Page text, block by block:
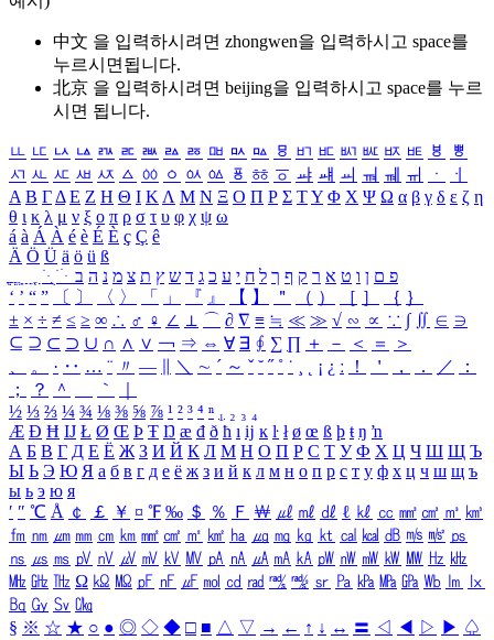
中文 을 입력하시려면 zhongwen을 입력하시고 space를
누르시면됩니다.
北京 을 입력하시려면 beijing을 입력하시고 space를 누르
시면 됩니다.
ㅥ ㅦ ㅧ ㅨ ㅩ ㅪ ㅫ ㅬ ㅭ ㅮ ㅯ ㅰ ㅱ ㅲ ㅳ ㅴ ㅵ ㅶ ㅷ ㅸ
ㅹ
ㅺ ㅻ ㅼ ㅽ ㅾ ㅿ ㆀ ㆁ ㆂ ㆃ ㆄ ㆅ ㆆ ㆇ ㆈ ㆉ ㆊ ㆋ ㆌ ㆍ
ㆎ
Α Β ΓΔ Ε Ζ Η Θ Ι ΚΛ Μ Ν Ξ Ο Π Ρ Σ ΤΥ Φ Χ Ψ Ω α β γ δ ε ζ η
θ ι κ λ μ ν ξ ο π ρ σ τ υ φ χ ψ ω
á à Á À é è É È ç Ç ê
Ä Ö Ü ä ö ü ß
ִֶֹ ֻּ ׁׂ פ ם ן ו ט א ר ק ף ך ל ח י ע כ ג ד ש ץ ת צ מ נ ה ב
‘ ’ “ ” 〔 〕 〈 〉 「 」 『 』 【 】 ＂ （ ） ［ ］ ｛ ｝
± × ÷ ≠ ≤ ≥ ∞ ∴ ♂ ♀ ∠ ⊥ ⌒ ∂ ∇ ≡ ≒ ≪ ≫ √ ∽ ∝ ∵ ∫ ∬ ∈ ∋
⊆ ⊇ ⊂ ⊃ ∪ ∩ ∧ ∨ ￢ ⇒ ⇔ ∀ ∃ ∮ ∑ ∏ ＋ － ＜ ＝
＞
、
。 · ‥ … ¨ 〃 ― ＼ ∼ ´ ～ ˇ ˘ ˝ ˚ ˙ ¸ ¡ ¿ ː ！ ＇ ， ． ／
：
；
？ ＾ ｀
½ ⅓ ⅔ ¼ ¾ ⅛ ⅜ ⅝ ⅞ ¹ ² ³ ⁴ ⁿ ₁ ₂ ₃ ₄
Æ Ð Ħ Ĳ Ł Ø Œ Þ Ŧ Ŋ æ đ ð ħ ı ĳ ĸ ŀ ł ø œ ß þ ŧ ŋ ŉ
А Б В Г Д Е Ё Ж З И Й К Л М Н О П Р С Т У Ф Х Ц Ч Ш Щ Ъ
Ы Ь Э Ю Я а б в г д е ё ж з и й к л м н о п р с т у ф х ц ч ш щ ъ
ы ь э ю я
′ ″ ℃ Å ￠ ￡ ￥ ¤ ℉ ‰ ＄ ％ Ｆ ￦ ㎕ ㎖ ㎗ ℓ ㎘ ㏄ ㎣ ㎤ ㎥ ㎦
㎙ ㎚ ㎛ ㎜ ㎝ ㎞ ㎟ ㎠ ㎡ ㎢ ㏊ ㎍ ㎎ ㎏ ㏏ ㎈ ㎉ ㏈ ㎧ ㎨ ㎰
㎱ ㎲ ㎳ ㎴ ㎵ ㎶ ㎷ ㎸ ㎹ ㎀ ㎁ ㎂ ㎃ ㎄ ㎺ ㎻ ㎽ ㎾ ㎿ ㎐ ㎑
㎒ ㎓ ㎔ Ω ㏀ ㏁ ㎊ ㎋ ㎌ ㏖ ㏅ ㎭ ㎮ ㎯ ㏛ ㎩ ㎪ ㎫ ㎬ ㏝ ㏐
㏓
㏃ ㏉ ㏜ ㏆
§ ※ ☆ ★ ○ ● ◎ ◇ ◆ □ ■ △ ▽ → ← ↑ ↓ ↔ 〓 ◁ ◀ ▷ ▶ ♤